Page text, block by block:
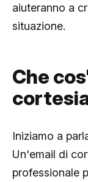
aiuteranno a
situazione.
Che
Iniziamo a
Un'email di
professionale